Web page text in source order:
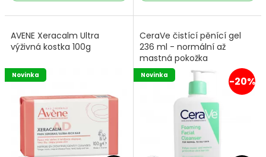
AVENE Xeracalm Ultra
výživná kostka 100g
Novinka
CeraVe čistící pěnící gel
236 ml - normální až
mastná pokožka
-20%
Novinka